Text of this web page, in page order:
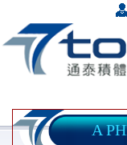
A